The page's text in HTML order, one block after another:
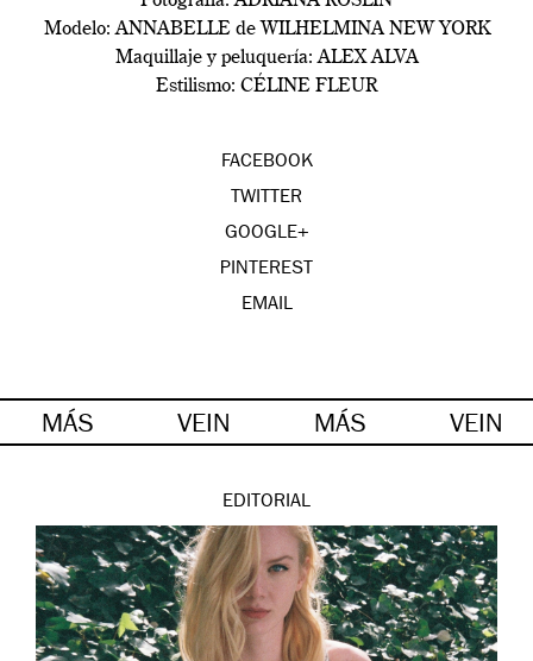
Modelo: ANNABELLE de WILHELMINA NEW YORK
Maquillaje y peluquería: ALEX ALVA
Estilismo: CÉLINE FLEUR
FACEBOOK
TWITTER
GOOGLE+
PINTEREST
EMAIL
MÁS VEIN MÁS VEIN
EDITORIAL